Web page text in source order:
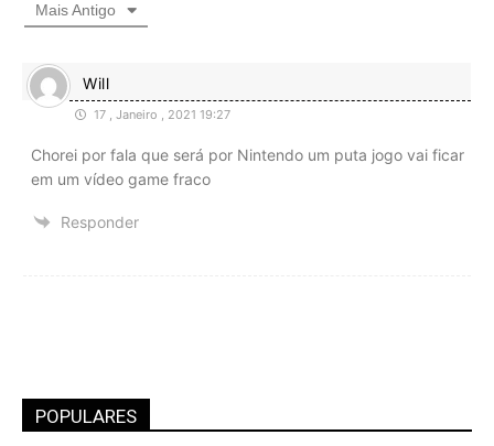
Mais Antigo
Will
17 , Janeiro , 2021 19:27
Chorei por fala que será por Nintendo um puta jogo vai ficar
em um vídeo game fraco
Responder
POPULARES